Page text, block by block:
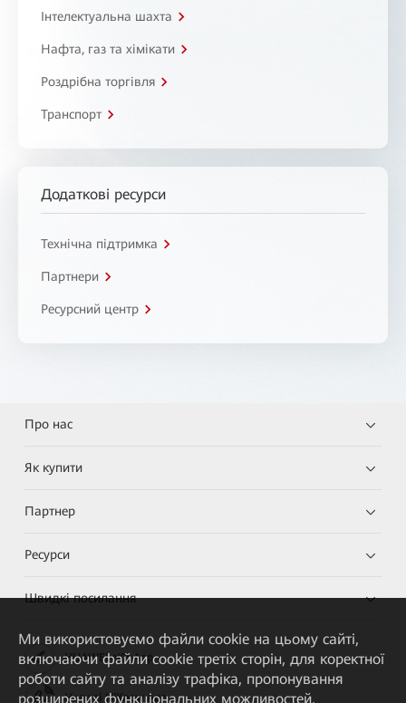
Інтелектуальна шахта
Нафта, газ та хімікати
Роздрібна торгівля
Транспорт
Додаткові ресурси
Технічна підтримка
Партнери
Ресурсний центр
Про нас
Як купити
Партнер
Ресурси
Швидкі посилання
HUAWEI eKit App
Huawei HiKnow App
Ми використовуємо файли cookie на цьому сайті,
включаючи файли cookie третіх сторін, для коректної
роботи сайту та аналізу трафіка, пропонування
розширених функціональних можливостей,